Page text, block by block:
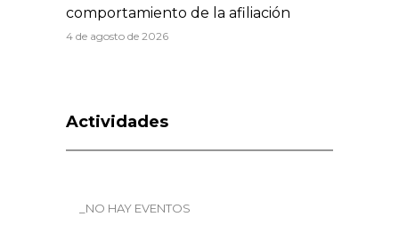
comportamiento de la afiliación
4 de agosto de 2026
Actividades
_NO HAY EVENTOS